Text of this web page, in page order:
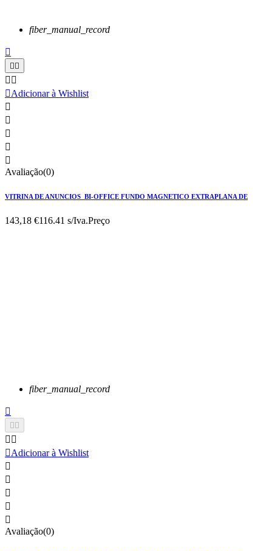
fiber_manual_record

 
 
Adicionar à Wishlist





Avaliação(0)
VITRINA DE ANUNCIOS BI-OFFICE FUNDO MAGNETICO EXTRAPLANA DE
143,18 €116.41 s/Iva.Preço
fiber_manual_record


 
Adicionar à Wishlist





Avaliação(0)